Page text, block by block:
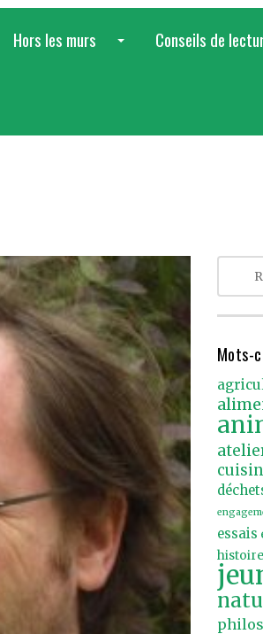
Hors les murs
Conseils de
Mots-
essais
histoire